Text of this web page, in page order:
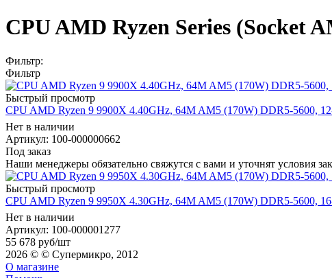
CPU AMD Ryzen Series (Socket
Фильтр:
Фильтр
Быстрый просмотр
CPU AMD Ryzen 9 9900X 4.40GHz, 64M AM5 (170W) DDR5-5600,
Нет в наличии
Артикул: 100-000000662
Под заказ
Наши менеджеры обязательно свяжутся с вами и уточнят условия
Быстрый просмотр
CPU AMD Ryzen 9 9950X 4.30GHz, 64M AM5 (170W) DDR5-5600,
Нет в наличии
Артикул: 100-000001277
55 678 руб/шт
2026 © © Супермикро, 2012
О магазине